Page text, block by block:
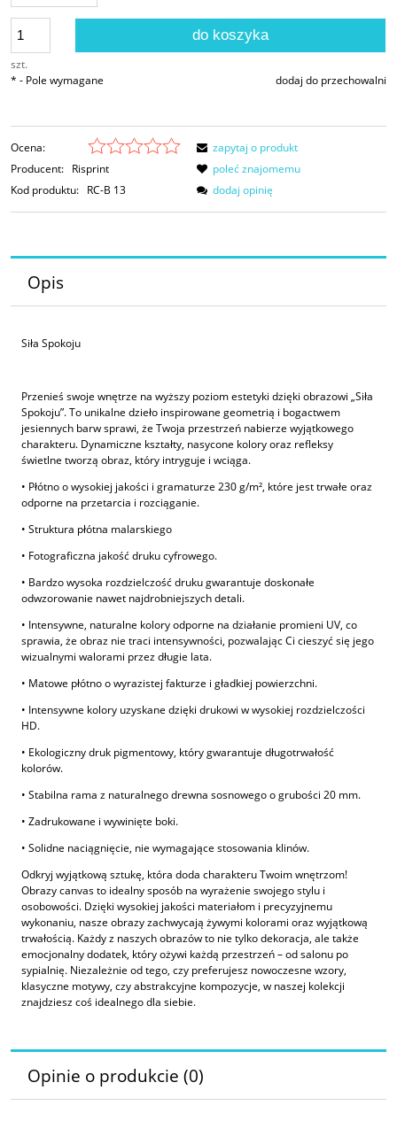
szt.
do koszyka
dodaj do przechowalni
* - Pole wymagane
Ocena:
Producent: Risprint
Kod produktu: RC-B 13
zapytaj o produkt
poleć znajomemu
dodaj opinię
Opis
Siła Spokoju
Przenieś swoje wnętrze na wyższy poziom estetyki dzięki obrazowi „Siła
Spokoju”. To unikalne dzieło inspirowane geometrią i bogactwem
jesiennych barw sprawi, że Twoja przestrzeń nabierze wyjątkowego
charakteru. Dynamiczne kształty, nasycone kolory oraz refleksy
świetlne tworzą obraz, który intryguje i wciąga.
• Płótno o wysokiej jakości i gramaturze 230 g/m², które jest trwałe oraz
odporne na przetarcia i rozciąganie.
• Struktura płótna malarskiego
• Fotograficzna jakość druku cyfrowego.
• Bardzo wysoka rozdzielczość druku gwarantuje doskonałe
odwzorowanie nawet najdrobniejszych detali.
• Intensywne, naturalne kolory odporne na działanie promieni UV, co
sprawia, że obraz nie traci intensywności, pozwalając Ci cieszyć się jego
wizualnymi walorami przez długie lata.
• Matowe płótno o wyrazistej fakturze i gładkiej powierzchni.
• Intensywne kolory uzyskane dzięki drukowi w wysokiej rozdzielczości
HD.
• Ekologiczny druk pigmentowy, który gwarantuje długotrwałość
kolorów.
• Stabilna rama z naturalnego drewna sosnowego o grubości 20 mm.
• Zadrukowane i wywinięte boki.
• Solidne naciągnięcie, nie wymagające stosowania klinów.
Odkryj wyjątkową sztukę, która doda charakteru Twoim wnętrzom!
Obrazy canvas to idealny sposób na wyrażenie swojego stylu i
osobowości. Dzięki wysokiej jakości materiałom i precyzyjnemu
wykonaniu, nasze obrazy zachwycają żywymi kolorami oraz wyjątkową
trwałością. Każdy z naszych obrazów to nie tylko dekoracja, ale także
emocjonalny dodatek, który ożywi każdą przestrzeń – od salonu po
sypialnię. Niezależnie od tego, czy preferujesz nowoczesne wzory,
klasyczne motywy, czy abstrakcyjne kompozycje, w naszej kolekcji
znajdziesz coś idealnego dla siebie.
Opinie o produkcie (0)